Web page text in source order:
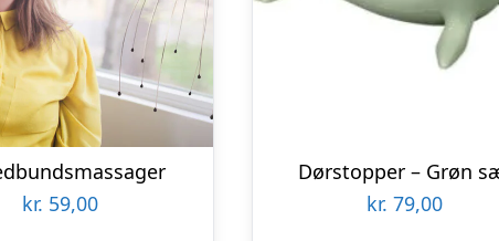
kr. 59,00
Dørstopper – Grøn
kr. 79,00